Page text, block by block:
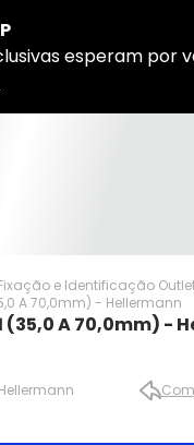
e Identificação
A 70,0mm) - Hellermann
(35,0 A 70,0mm) -